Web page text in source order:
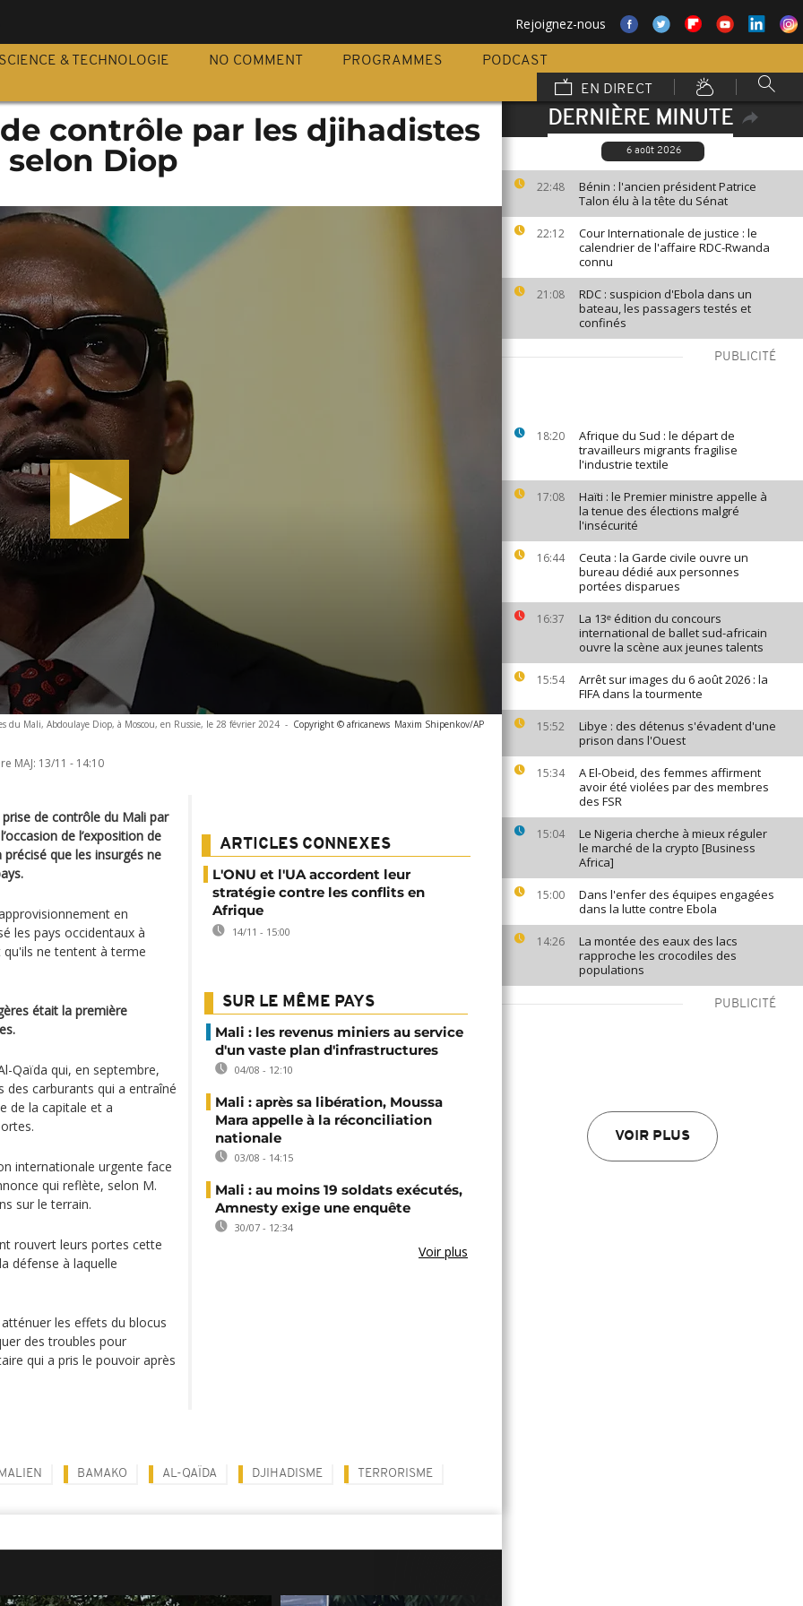
Rejoignez-nous
SCIENCE & TECHNOLOGIE NO COMMENT PROGRAMMES
PODCAST
EN DIRECT
DERNIÈRE MINUTE
6 août 2026
22:48
Bénin : l'ancien président Patrice
Talon élu à la tête du Sénat
22:12
Cour Internationale de justice : le
calendrier de l'affaire RDC-Rwanda
connu
21:08
RDC : suspicion d'Ebola dans un
bateau, les passagers testés et
confinés
PUBLICITÉ
18:20
Afrique du Sud : le départ de
travailleurs migrants fragilise
l'industrie textile
17:08
Haïti : le Premier ministre appelle à
la tenue des élections malgré
l'insécurité
16:44
Ceuta : la Garde civile ouvre un
bureau dédié aux personnes
portées disparues
16:37
La 13ᵉ édition du concours
international de ballet sud-africain
ouvre la scène aux jeunes talents
15:54
Arrêt sur images du 6 août 2026 : la
FIFA dans la tourmente
15:52
Libye : des détenus s'évadent d'une
prison dans l'Ouest
15:34
A El-Obeid, des femmes affirment
avoir été violées par des membres
des FSR
15:04
Le Nigeria cherche à mieux réguler
le marché de la crypto [Business
Africa]
15:00
Dans l'enfer des équipes engagées
dans la lutte contre Ebola
14:26
La montée des eaux des lacs
rapproche les crocodiles des
populations
PUBLICITÉ
VOIR PLUS
contrôle par les djihadistes
Diop
du Mali, Abdoulaye Diop, à Moscou, en Russie, le 28 février 2024 - Copyright © africanews Maxim Shipenkov/AP
MAJ: 13/11 - 14:10
de contrôle du Mali par
de l’exposition de
que les insurgés ne
en
les pays occidentaux à
ne tentent à terme
était la première
Qaïda qui, en septembre,
carburants qui a entraîné
de la capitale et a
internationale urgente face
qui reflète, selon M.
sur le terrain.
rouvert leurs portes cette
défense à laquelle
les effets du blocus
des troubles pour
qui a pris le pouvoir après
ARTICLES CONNEXES
L'ONU et l'UA accordent leur
stratégie contre les conflits en
Afrique
14/11 - 15:00
SUR LE MÊME PAYS
Mali : les revenus miniers au service
d'un vaste plan d'infrastructures
04/08 - 12:10
Mali : après sa libération, Moussa
Mara appelle à la réconciliation
nationale
03/08 - 14:15
Mali : au moins 19 soldats exécutés,
Amnesty exige une enquête
30/07 - 12:34
Voir plus
BAMAKO AL-QAÏDA DJIHADISME TERRORISME